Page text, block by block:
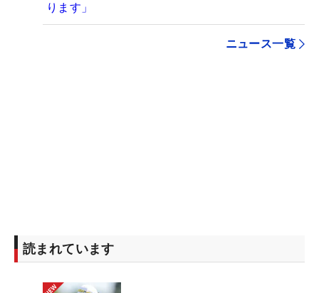
ります」
ニュース一覧
読まれています